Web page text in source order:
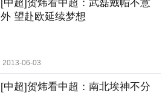
[中超]贺炜看中超：武磊戴帽不意
外 望赴欧延续梦想
2013-06-03
[中超]贺炜看中超：南北埃神不分